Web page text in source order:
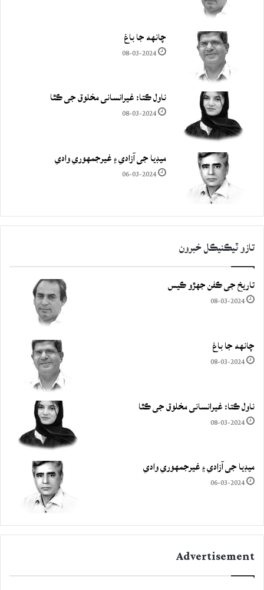
چانهه جا باغ
08-03-2024
ناول ڪتا: غيرانساني مخلوق جي ڪٿا
08-03-2024
ميڊيا جي آزادي ۽ غيرجمھوري وادي
06-03-2024
تازو ٽيڪنيڪل خبرون
تاريخ جي ڪفن جھڙو ڪيس
08-03-2024
چانهه جا باغ
08-03-2024
ناول ڪتا: غيرانساني مخلوق جي ڪٿا
08-03-2024
ميڊيا جي آزادي ۽ غيرجمھوري وادي
06-03-2024
Advertisement